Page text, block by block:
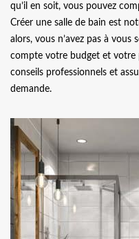
qu’il en soit, vous pouvez
Créer une salle de bain est
alors, vous n’avez pas à
compte votre budget et
conseils professionnels et
demande.